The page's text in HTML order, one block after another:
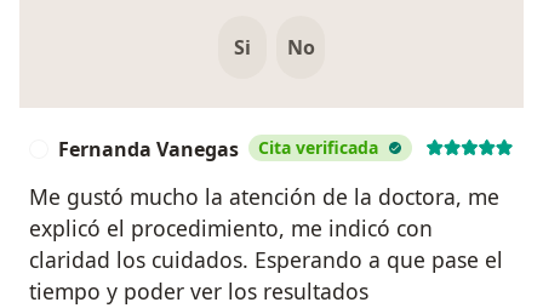
Si No
Fernanda Vanegas Cita verificada
Me gustó mucho la atención de la doctora, me
explicó el procedimiento, me indicó con
claridad los cuidados. Esperando a que pase el
tiempo y poder ver los resultados